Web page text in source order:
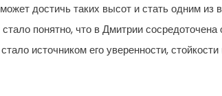
достичь таких высот и стать одним из
понятно, что в Дмитрии сосредоточена
источником его уверенности,